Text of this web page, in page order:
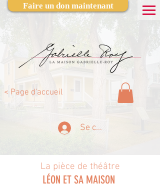
Faire un don maintenant
< Page d'accueil
Se connecter
La pièce de théâtre
LÉON ET SA MAISON